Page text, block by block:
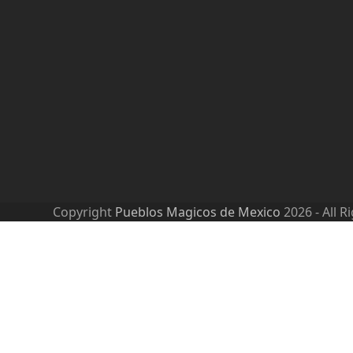
Copyright Pueblos Magicos de Mexico 2026 - All